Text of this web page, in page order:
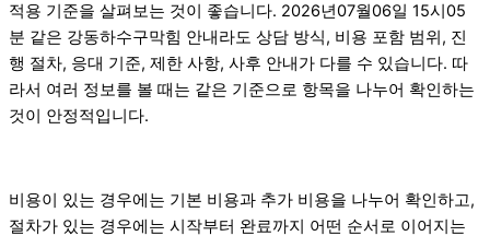
적용 기준을 살펴보는 것이 좋습니다. 2026년07월06일 15시05
분 같은 강동하수구막힘 안내라도 상담 방식, 비용 포함 범위, 진
행 절차, 응대 기준, 제한 사항, 사후 안내가 다를 수 있습니다. 따
라서 여러 정보를 볼 때는 같은 기준으로 항목을 나누어 확인하는
것이 안정적입니다.
비용이 있는 경우에는 기본 비용과 추가 비용을 나누어 확인하고,
절차가 있는 경우에는 시작부터 완료까지 어떤 순서로 이어지는